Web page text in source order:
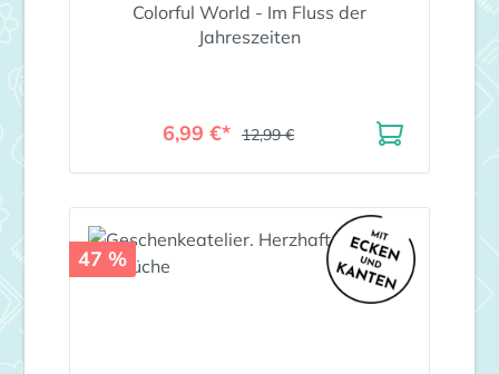
Colorful World - Im Fluss der
Jahreszeiten
6,99 €* 12,99 €
47 %